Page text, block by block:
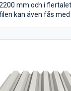
mm och i
kan även fås med